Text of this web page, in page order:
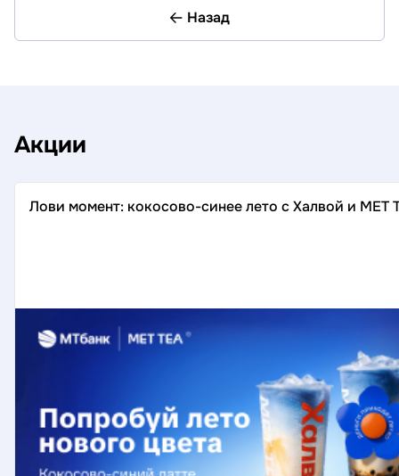
Назад
Акции
Лови момент: кокосово-синее лето с Халвой и MET